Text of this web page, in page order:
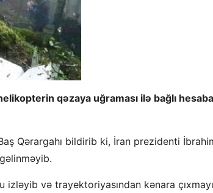
qəzaya uğraması ilə bağlı
Qərargahı bildirib ki, İran prezidenti
və trayektoriyasından kənara